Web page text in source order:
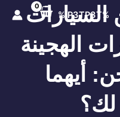
الهجينة
أيهما